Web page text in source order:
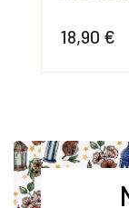
18,90 €